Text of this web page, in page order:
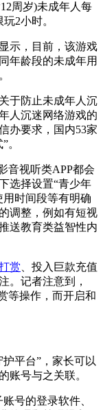
周岁)未成年人每
2小时。
示，目前，该游戏
年龄段的未成年用
于防止未成年人沉
人沉迷网络游戏的
办要求，国内53家
。
视听类APP都会
选择设置“青少年
时间段等有明确
调整，例如有短视
送教育类益智性内
赏、投入巨款充值
。记者注意到，
等操作，而开启和
平台”，家长可以
账号与之关联。
号的登录软件、